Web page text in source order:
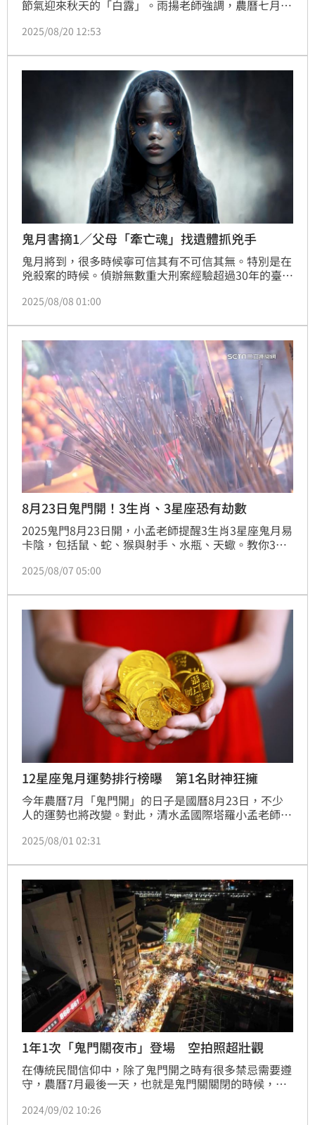
節氣迎來秋天的「白露」。雨揚老師強調，農曆七月不
良，以慈悲心普渡有情眾生，就可以為自己種下善因，
羊、狗！
2025/08/20 12:53
鬼月書摘1／父母「牽亡魂」找遺體抓兇手
鬼月將到，很多時候寧可信其有不可信其無。特別是在
兇殺案的時候。偵辦無數重大刑案經驗超過30年的臺灣
中，曝光一段離奇經驗。民國82年一位國小女童被殺
魂」，聽被害人「親自說」被殺經過，終於順利找到兇
手，順利破案。
2025/08/08 01:00
8月23日鬼門開！3生肖、3星座恐有劫數
2025鬼門8月23日開，小孟老師提醒3生肖3星座鬼月易
卡陰，包括鼠、蛇、猴與射手、水瓶、天蠍。教你3招
2025/08/07 05:00
12星座鬼月運勢排行榜曝 第1名財神狂擁
今年農曆7月「鬼門開」的日子是國曆8月23日，不少
人的運勢也將改變。對此，清水孟國際塔羅小孟老師就
正式進入到巨蟹座，加上抽到力量排的正位，顯示對於
來處於混亂的情況，這個月有機會重振，而且會往好的
方向前進。
2025/08/01 02:31
1年1次「鬼門關夜市」登場 空拍照超壯觀
在傳統民間信仰中，除了鬼門開之時有很多禁忌需要遵
守，農曆7月最後一天，也就是鬼門關關閉的時候，人
裡鎮市場在每年農曆7月29日都會舉行一年一度的「鬼
2024/09/02 10:26